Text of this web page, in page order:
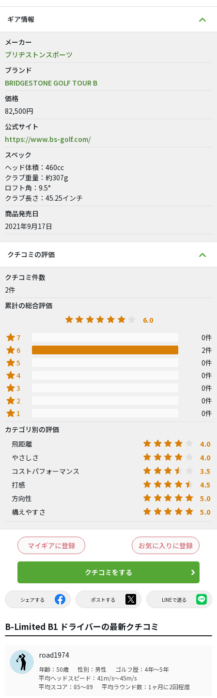
ギア情報
メーカー
ブリヂストンスポーツ
ブランド
BRIDGESTONE GOLF TOUR B
価格
82,500円
公式サイト
https://www.bs-golf.com/
スペック
ヘッド体積：460cc
クラブ重量：約307g
ロフト角：9.5°
クラブ長さ：45.25インチ
商品発売日
2021年9月17日
クチコミの評価
クチコミ件数
2件
累計の総合評価
6.0
star 7 0件
star 6 2件
star5 0件
star4 0件
star3 0件
star 2 0件
star 1
0件
カテゴリ別の評価
飛距離
4.0
やさしさ 4.0
コストパフォーマンス 3.5
打感 4.5
方向性 5.0
構えやすさ 5.0
マイギアに登録 お気に入りに登録
クチコミをする
シェアする ポストする LINEで送る
B-Limited B1 ドライバーの最新クチコミ
road1974
年齢：50歳 性別：男性
ゴルフ歴：4年～5年
平均ヘッドスピード：41m/s～45m/s
平均スコア：85～89
平均ラウンド数：1ヶ月に2回程度